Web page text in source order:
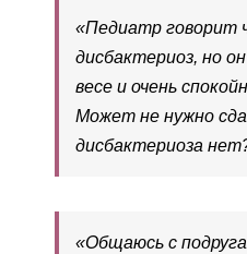
«Педиатр говорит
дисбактериоз, но
весе и очень
Может не нужно
дисбактериоза
«Общаюсь с